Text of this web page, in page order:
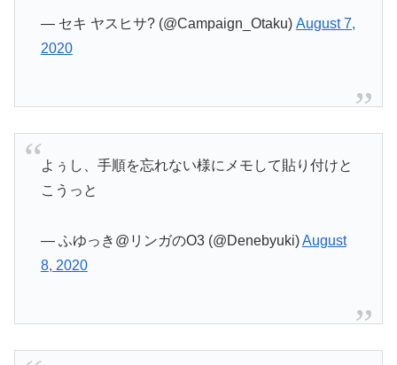
— セキ ヤスヒサ? (@Campaign_Otaku) August 7,
2020
よぅし、手順を忘れない様にメモして貼り付けと
こうっと
— ふゆっき@リンガのO3 (@Denebyuki)August
8, 2020